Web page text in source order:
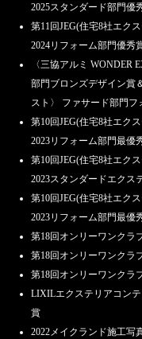
2025スタンダード部門優
第11回JEG(住宅8社エク
2024リフォーム部門優秀
〈三協アルミ WONDER
部門ブロンズデザイン賞
スト〉 ファサード部門
第10回JEG(住宅8社エク
2023リフォーム部門最優
第10回JEG(住宅8社エク
2023スタンダードエクス
第10回JEG(住宅8社エク
2023リフォーム部門最優
第18回オンリーワンクラ
第18回オンリーワンクラ
第18回オンリーワンクラ
LIXILエクステリアコン
賞
2022メイクランド施工写